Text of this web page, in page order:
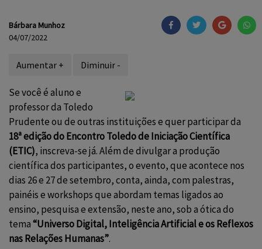
Bárbara Munhoz
04/07/2022
Aumentar + Diminuir -
Se você é aluno e
professor da Toledo
Prudente ou de outras instituições e quer participar da
18ª edição do Encontro Toledo de Iniciação Científica
(ETIC), inscreva-se já. Além de divulgar a produção
científica dos participantes, o evento, que acontece nos
dias 26 e 27 de setembro, conta, ainda, com palestras,
painéis e workshops que abordam temas ligados ao
ensino, pesquisa e extensão, neste ano, sob a ótica do
tema“Universo Digital, Inteligência Artificial e os Reflexos
nas Relações Humanas”.